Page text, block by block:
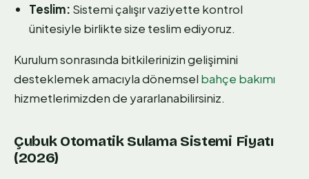
Teslim: Sistemi çalışır vaziyette kontrol
ünitesiyle birlikte size teslim ediyoruz.
Kurulum sonrasında bitkilerinizin gelişimini
desteklemek amacıyla dönemsel bahçe bakımı
hizmetlerimizden de yararlanabilirsiniz.
Çubuk Otomatik Sulama Sistemi Fiyatı
(2026)